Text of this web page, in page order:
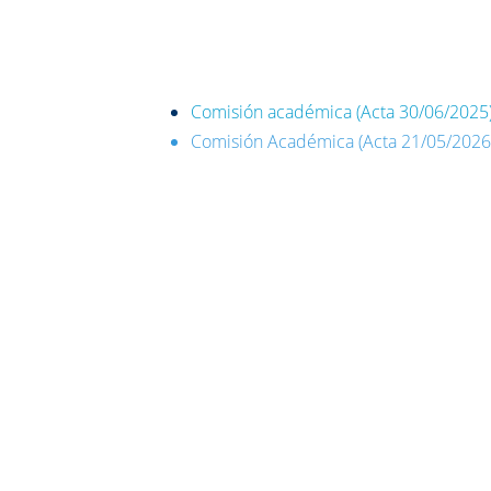
Comisión académica (Acta 30/06/
Comisión Académica (Acta 21/05/